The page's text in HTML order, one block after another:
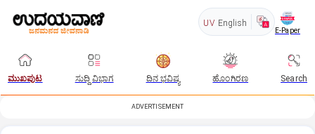
UV English
E-Paper
ಮುಖಪುಟ ಸುದ್ದಿ ವಿಭಾಗ ದಿನ ಭವಿಷ್ಯ ಹೊಂಗಿರಣ Search
ADVERTISEMENT